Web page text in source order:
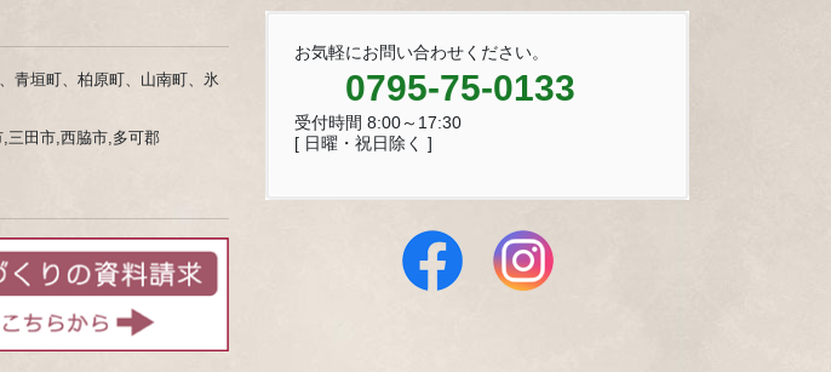
青垣町、柏原町、山南町、氷
三田市,西脇市,多可郡
お気軽にお問い合わせください。
0795-75-0133
受付時間 8:00～17:30
[ 日曜・祝日除く ]